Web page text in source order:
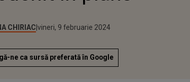
CHIRIAC Publicat:
vineri, 9 februarie 2024
ne ca sursă preferată în Google